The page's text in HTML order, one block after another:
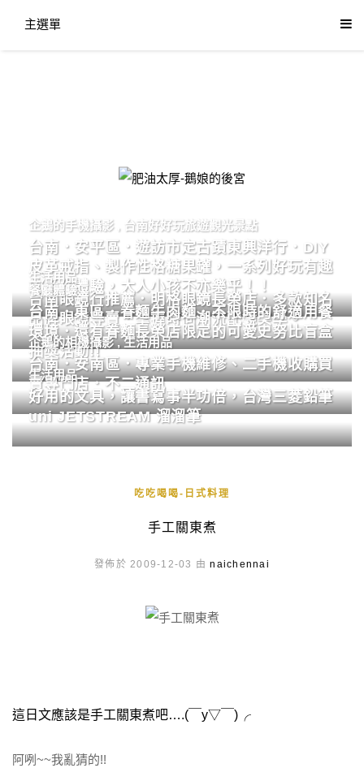
主選單
肥油太厚-鵝娘的後宮
企鵝的手機攝影 台南好好玩旅遊觀光景點
台南．安平區．遊訪市定古蹟東興洋行．DIY
皮革戒指、製作性格糖果罐，一系列好玩有趣
的手作體驗，大人小孩不亦樂乎！！
生活用品
台南眼鏡行推薦．明格眼鏡長榮店．多款知名
品牌眼鏡專賣．掌握時尚潮流配鏡美學。
餐廳體驗
台南．東區．眷麵牛肉麵．不限時的舒適用餐
環境．還有眷麵長榮店限定的可愛史努比盲盒
抽獎活動!!
企鵝的相機攝影,生活用品
台南．安南區．專業手機維修、二手機收購買
賣專門店．不二通訊
生活用品
好用的文具，讓書寫事半功倍，台灣三菱鉛筆
uni JETSTREAM 溜溜筆
吃吃喝喝-日式料理
手工關東煮
發佈於 2009-12-03 由naichennai
這日文應該是手工關東煮吧….( y▽ ) ╭
阿咧~~我亂猜的!!